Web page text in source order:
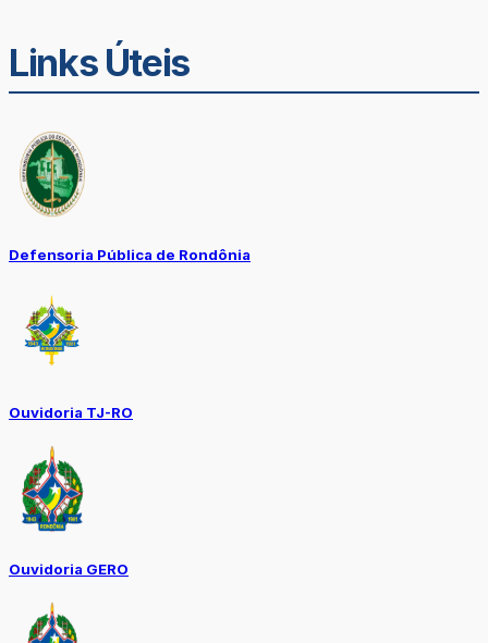
Links Úteis
Defensoria Pública de Rondônia
Ouvidoria TJ-RO
Ouvidoria GERO